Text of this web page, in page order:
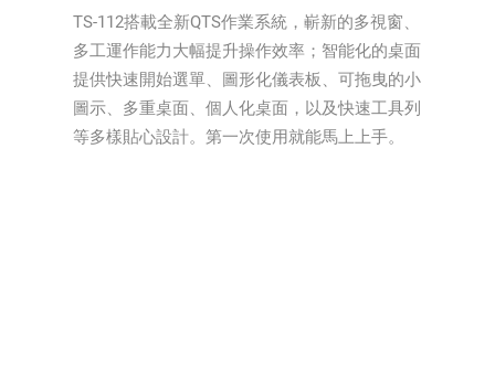
TS-112搭載全新QTS作業系統，嶄新的多視窗、
多工運作能力大幅提升操作效率；智能化的桌面
提供快速開始選單、圖形化儀表板、可拖曳的小
圖示、多重桌面、個人化桌面，以及快速工具列
等多樣貼心設計。第一次使用就能馬上上手。